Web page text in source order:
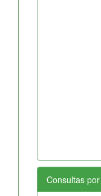
Consultas